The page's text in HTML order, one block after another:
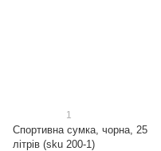
1
Спортивна сумка, чорна, 25
літрів (sku 200-1)